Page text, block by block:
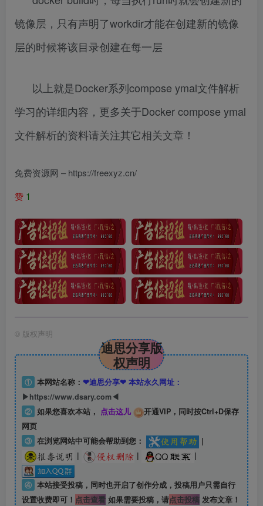
镜像层，只有声明了workdir才能在创建新的镜像
层的时候将该目录创建在每一层
以上就是Docker系列compose ymal文件解析
学习的详细内容，更多关于Docker compose ymal
文件解析的资料请关注其它相关文章！
免费资源网 – https://freexyz.cn/
赞 1
© 版权声明
迪思分享版
权声明
① 本网站名称： ❤迪思分享❤ 本站永久网址：
▶https://www.dsary.com◀
② 如果您喜欢本站， 点击这儿
开通VIP，同时按Ctrl+D保存
网页
③ 在浏览网站中可能会帮助到您：
|
|
| |
④ 本站接受投稿，同时也开启了创作分成，投稿用户只需自行
设置收费即可！ 点击查看如果需要投稿，请点击投稿发布文章！